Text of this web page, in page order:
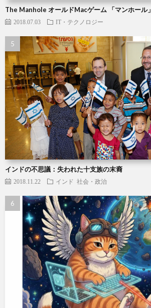
The Manhole オールドMacゲーム 「マンホール」
2018.07.03 IT・テクノロジー
インドの不思議：失われた十支族の末裔
2018.11.22 インド 社会・政治